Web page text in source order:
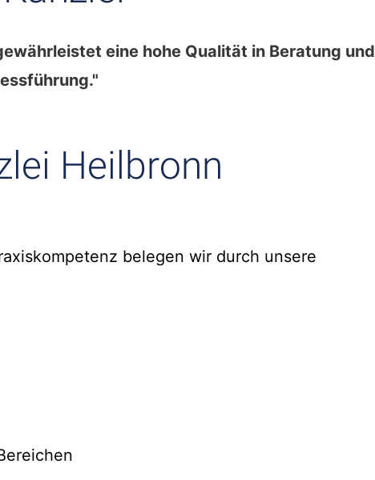
eine hohe Qualität in Beratung und
Heilbronn
belegen wir durch unsere